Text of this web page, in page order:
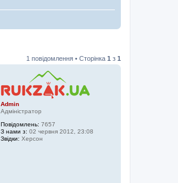
1 повідомлення • Сторінка 1 з 1
Admin
Адміністратор
Повідомлень: 7657
З нами з: 02 червня 2012, 23:08
Звідки: Херсон